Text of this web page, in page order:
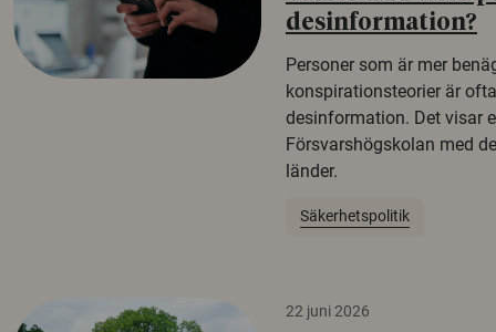
desinformation?
Personer som är mer
konspirationsteorier är
desinformation. Det visar
Försvarshögskolan med
länder.
Säkerhetspolitik
22 juni 2026